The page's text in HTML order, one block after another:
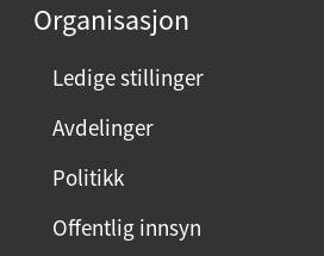
Organisasjon
Ledige stillinger
Avdelinger
Politikk
Offentlig innsyn